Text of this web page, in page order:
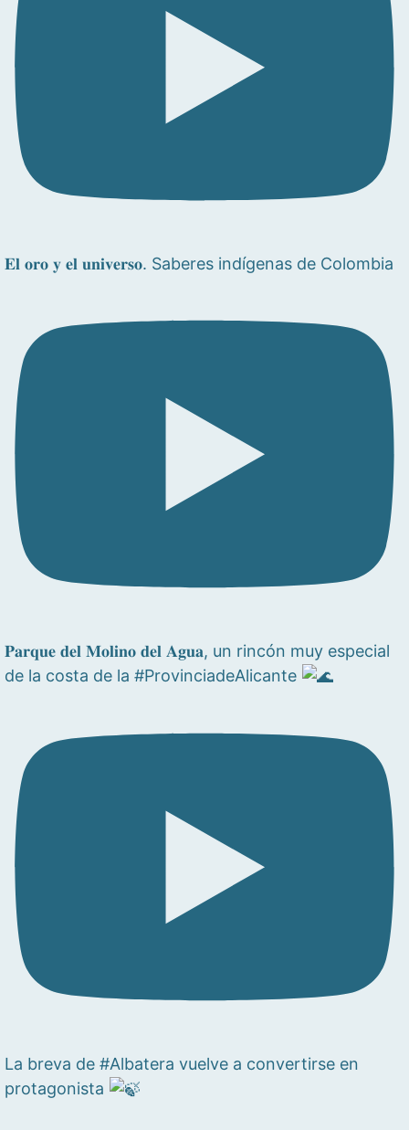
𝐄𝐥 𝐨𝐫𝐨 𝐲 𝐞𝐥 𝐮𝐧𝐢𝐯𝐞𝐫𝐬𝐨. Saberes indígenas de Colombia
𝐏𝐚𝐫𝐪𝐮𝐞 𝐝𝐞𝐥 𝐌𝐨𝐥𝐢𝐧𝐨 𝐝𝐞𝐥 𝐀𝐠𝐮𝐚, un rincón muy especial
de la costa de la #ProvinciadeAlicante
La breva de #Albatera vuelve a convertirse en
protagonista